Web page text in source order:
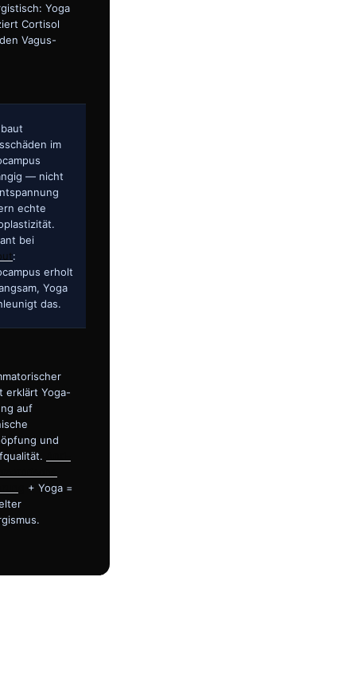
Yoga
Cortisol
Vagus-
im
— nicht
echte
bei
:
erholt
Yoga
das.
erklärt Yoga-
auf
und
+ Yoga =